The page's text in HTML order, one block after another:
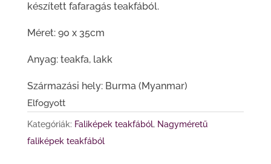
készített fafaragás teakfából.
Méret: 90 x 35cm
Anyag: teakfa, lakk
Származási hely: Burma (Myanmar)
Elfogyott
Kategóriák: Faliképek teakfából, Nagyméretű
faliképek teakfából